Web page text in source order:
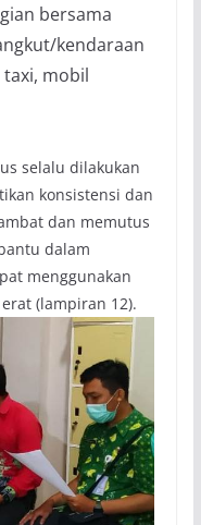
bersama
kendaraan
mobil
selalu dilakukan
konsistensi dan
dan memutus
dalam
menggunakan
(lampiran 12).